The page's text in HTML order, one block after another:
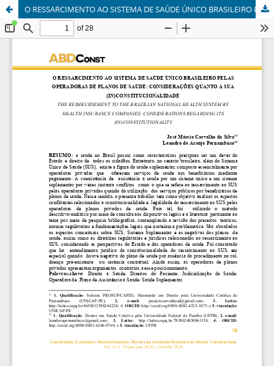
O RESSARCIMENTO AO SISTEMA DE SAÚDE ÚNICO BRASILEIRO PELAS OPERADORAS DE PLANOS DE SAÚDE: CONSIDERAÇÕES QUANTO À SUA (IN)CONSTITUCIONALIDADE